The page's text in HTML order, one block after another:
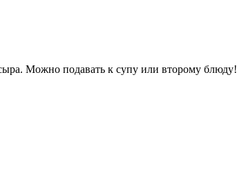
Можно подавать к супу или второму блюду!